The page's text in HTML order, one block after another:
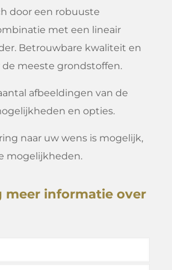
door een robuuste
met een lineair
Betrouwbare kwaliteit en
de meeste grondstoffen.
afbeeldingen van de
en opties.
naar uw wens is mogelijk,
mogelijkheden.
meer informatie over